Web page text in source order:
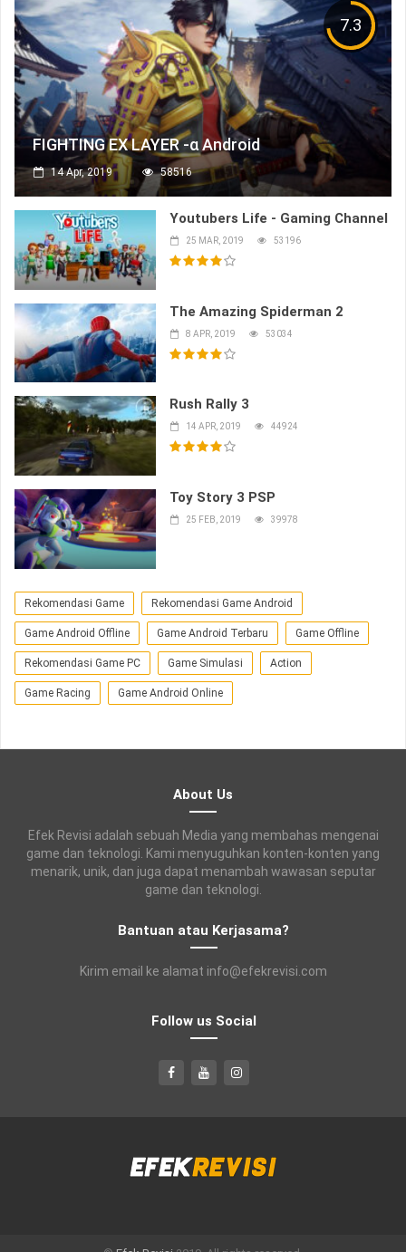
7.3
FIGHTING EX LAYER -α Android
14 Apr, 2019 58516
Youtubers Life - Gaming Channel
25 MAR, 2019 53196
The Amazing Spiderman 2
8 APR, 2019 53034
Rush Rally 3
14 APR, 2019 44924
Toy Story 3 PSP
25 FEB, 2019 39978
Rekomendasi Game Rekomendasi Game Android
Game Android Offline Game Android Terbaru Game Offline
Rekomendasi Game PC Game Simulasi Action
Game Racing Game Android Online
About Us
Efek Revisi adalah sebuah Media yang membahas mengenai
game dan teknologi. Kami menyuguhkan konten-konten yang
menarik, unik, dan juga dapat menambah wawasan seputar
game dan teknologi.
Bantuan atau Kerjasama?
Kirim email ke alamat info@efekrevisi.com
Follow us Social